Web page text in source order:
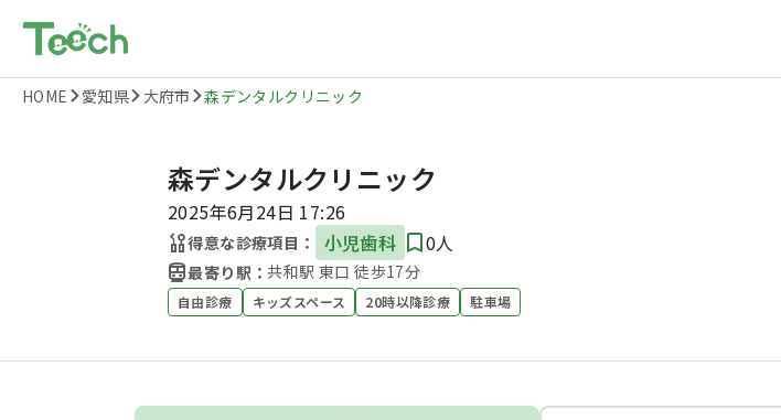
HOME 愛知県 大府市 森デンタルクリニック
森デンタルクリニック
2025年6月24日 17:26
得意な診療項目： 小児歯科 0人
最寄り駅：共和駅 東口 徒歩17分
自由診療 キッズスペース 20時以降診療 駐車場